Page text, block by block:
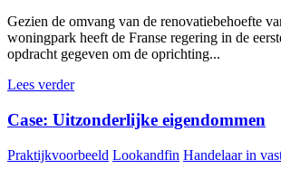
Gezien de omvang van de renovatiebehoefte
woningpark heeft de Franse regering in de
opdracht gegeven om de oprichting...
Lees verder
Case: Uitzonderlijke eigendommen
Praktijkvoorbeeld Lookandfin Handelaar in